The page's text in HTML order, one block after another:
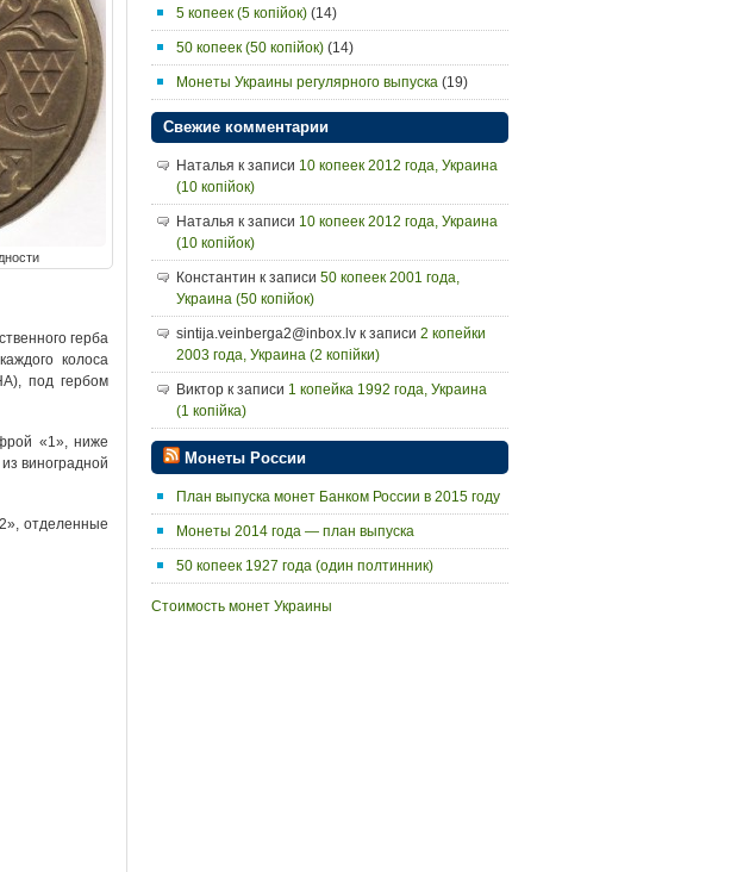
герба
колоса
под гербом
«1», ниже
виноградной
отделенные
5 копеек (5 копiйок) (14)
50 копеек (50 копiйок) (14)
Монеты Украины регулярного выпуска (19)
Свежие комментарии
Наталья к записи 10 копеек 2012 года, Украина
(10 копiйок)
Наталья к записи 10 копеек 2012 года, Украина
(10 копiйок)
Константин к записи 50 копеек 2001 года,
Украина (50 копiйок)
sintija.veinberga2@inbox.lv к записи 2 копейки
2003 года, Украина (2 копійки)
Виктор к записи 1 копейка 1992 года, Украина
(1 копійка)
Монеты России
План выпуска монет Банком России в 2015 году
Монеты 2014 года — план выпуска
50 копеек 1927 года (один полтинник)
Стоимость монет Украины